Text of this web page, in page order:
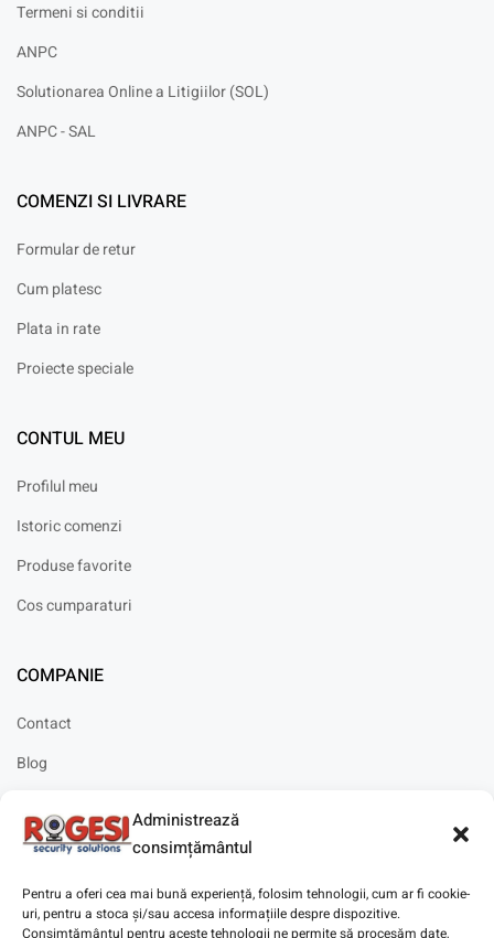
Administrează
consimțământul
Pentru a oferi cea mai bună experiență, folosim tehnologii, cum ar fi cookie-
uri, pentru a stoca și/sau accesa informațiile despre dispozitive.
Consimțământul pentru aceste tehnologii ne permite să procesăm date,
Termeni si conditii
ANPC
Solutionarea Online a Litigiilor (SOL)
ANPC - SAL
COMENZI SI LIVRARE
Formular de retur
Cum platesc
Plata in rate
Proiecte speciale
CONTUL MEU
Profilul meu
Istoric comenzi
Produse favorite
Cos cumparaturi
COMPANIE
Contact
Blog
Solicitare instalare